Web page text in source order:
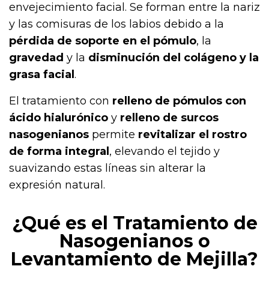
envejecimiento facial. Se forman entre la nariz
y las comisuras de los labios debido a la
pérdida de soporte en el pómulo, la
gravedad y la disminución del colágeno y la
grasa facial .
El tratamiento con relleno de pómulos con
ácido hialurónico y relleno de surcos
nasogenianos permite revitalizar el rostro
de forma integral, elevando el tejido y
suavizando estas líneas sin alterar la
expresión natural.
¿Qué es el Tratamiento de
Nasogenianos o
Levantamiento de Mejilla?